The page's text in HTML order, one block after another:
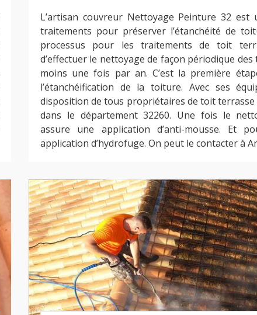
L’artisan couvreur Nettoyage Peinture 32 est
traitements pour préserver l’étanchéité de
processus pour les traitements de toit
d’effectuer le nettoyage de façon périodique
moins une fois par an. C’est la première
l’étanchéification de la toiture. Avec ses
disposition de tous propriétaires de toit terrasse
dans le département 32260. Une fois le
assure une application d’anti-mousse. Et
application d’hydrofuge. On peut le contacter à